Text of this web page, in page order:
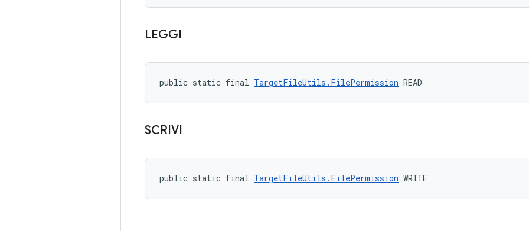
LEGGI
public static final TargetFileUtils.FilePermission READ
SCRIVI
public static final TargetFileUtils.FilePermission WRITE